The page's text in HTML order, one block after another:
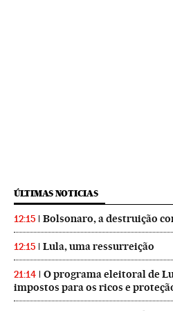
ÚLTIMAS NOTICIAS
12:15 Bolsonaro, a destruição
12:15 Lula, uma ressurreição
21:14
O programa eleitoral de
impostos para os ricos e